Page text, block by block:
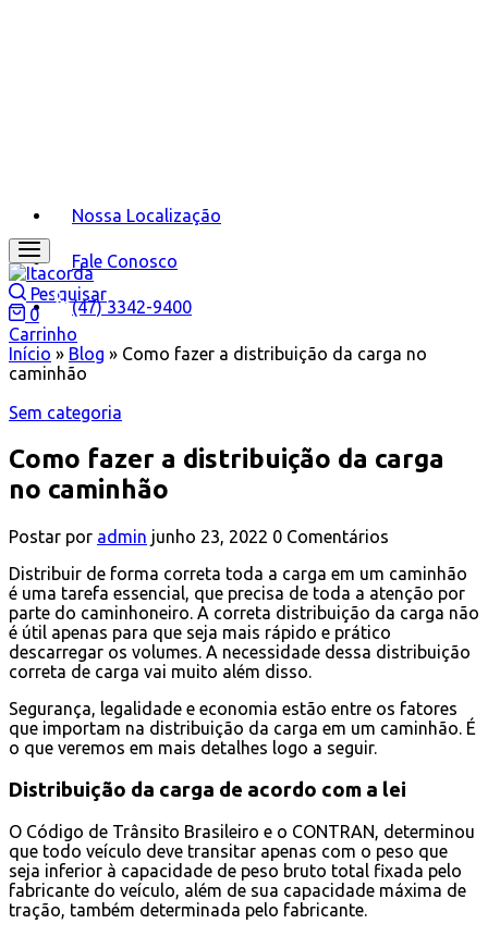
Nossa Localização
Fale Conosco
(47) 3342-9400
Pesquisar
0
Carrinho
Início » Blog » Como fazer a distribuição da carga no
caminhão
Sem categoria
Como fazer a distribuição da carga
no caminhão
Postar por admin junho 23, 2022 0 Comentários
Distribuir de forma correta toda a carga em um caminhão
é uma tarefa essencial, que precisa de toda a atenção por
parte do caminhoneiro. A correta distribuição da carga não
é útil apenas para que seja mais rápido e prático
descarregar os volumes. A necessidade dessa distribuição
correta de carga vai muito além disso.
Segurança, legalidade e economia estão entre os fatores
que importam na distribuição da carga em um caminhão. É
o que veremos em mais detalhes logo a seguir.
Distribuição da carga de acordo com a lei
O Código de Trânsito Brasileiro e o CONTRAN, determinou
que todo veículo deve transitar apenas com o peso que
seja inferior à capacidade de peso bruto total fixada pelo
fabricante do veículo, além de sua capacidade máxima de
tração, também determinada pelo fabricante.